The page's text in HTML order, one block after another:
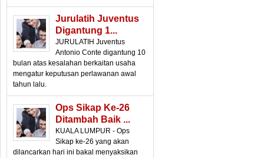
Jurulatih Juventus
Digantung 1...
JURULATIH Juventus
Antonio Conte digantung 10
bulan atas kesalahan berkaitan usaha
mengatur keputusan perlawanan awal
tahun lalu.
Ops Sikap Ke-26
Ditambah Baik ...
KUALA LUMPUR - Ops
Sikap ke-26 yang akan
dilancarkan hari ini bakal menyaksikan